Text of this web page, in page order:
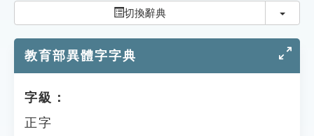
教學應用
貓頭鷹博士
切換辭典 切換
教育部異體字字典
字級：
正字